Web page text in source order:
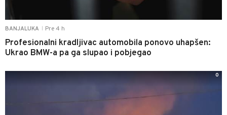
BANJALUKA Pre 4 h
Profesionalni kradljivac automobila ponovo uhapšen:
Ukrao BMW-a pa ga slupao i pobjegao
0